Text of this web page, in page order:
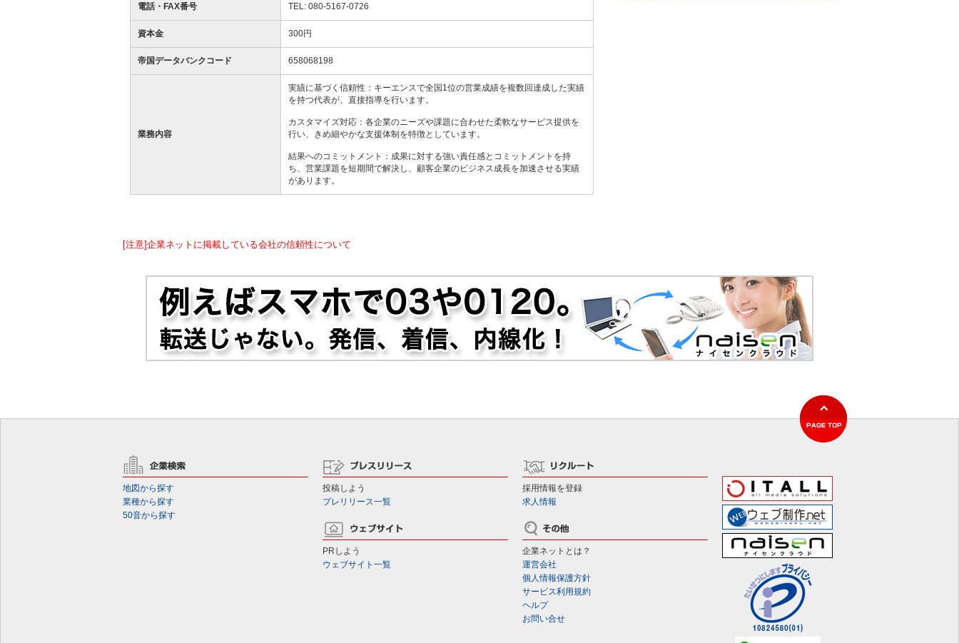
電話・FAX番号 TEL: 080-5167-0726
資本金 300円
帝国データバンクコード 658068198
業務内容
実績に基づく信頼性：キーエンスで全国1位の営業成績を複数回達成した実績
を持つ代表が、直接指導を行います。
カスタマイズ対応：各企業のニーズや課題に合わせた柔軟なサービス提供を
行い、きめ細やかな支援体制を特徴としています。
結果へのコミットメント：成果に対する強い責任感とコミットメントを持
ち、営業課題を短期間で解決し、顧客企業のビジネス成長を加速させる実績
があります。
[注意]企業ネットに掲載している会社の信頼性について
地図から探す
業種から探す
50音から探す
投稿しよう
プレリリース一覧
PRしよう
ウェブサイト一覧
採用情報を登録
求人情報
企業ネットとは？
運営会社
個人情報保護方針
サービス利用規約
ヘルプ
お問い合せ